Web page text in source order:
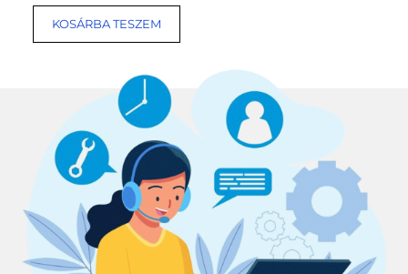
KOSÁRBA TESZEM